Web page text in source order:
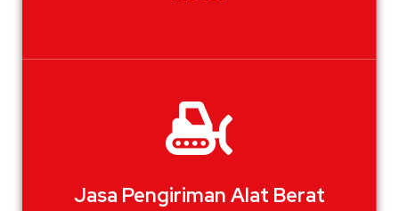
Jasa Pengiriman Alat Berat